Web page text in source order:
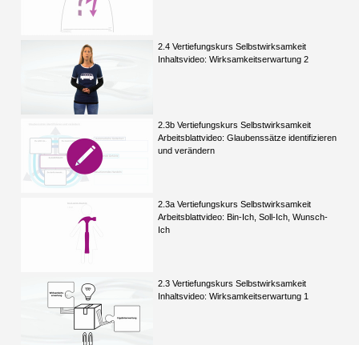
2.4 Vertiefungskurs Selbstwirksamkeit
Inhaltsvideo: Wirksamkeitserwartung 2
2.3b Vertiefungskurs Selbstwirksamkeit
Arbeitsblattvideo: Glaubenssätze identifizieren
und verändern
2.3a Vertiefungskurs Selbstwirksamkeit
Arbeitsblattvideo: Bin-Ich, Soll-Ich, Wunsch-
Ich
2.3 Vertiefungskurs Selbstwirksamkeit
Inhaltsvideo: Wirksamkeitserwartung 1